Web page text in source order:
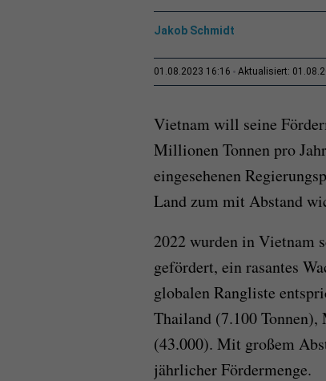
Jakob Schmidt
01.08.2023 16:16 Aktualisiert:
Vietnam will seine
Millionen Tonnen pro
eingesehenen
Land zum mit Abstand
2022 wurdenin Vietnam
gefördert, ein rasantes
globalen Rangliste
Thailand (7.100
(43.000). Mit großem
jährlicher Fördermenge.